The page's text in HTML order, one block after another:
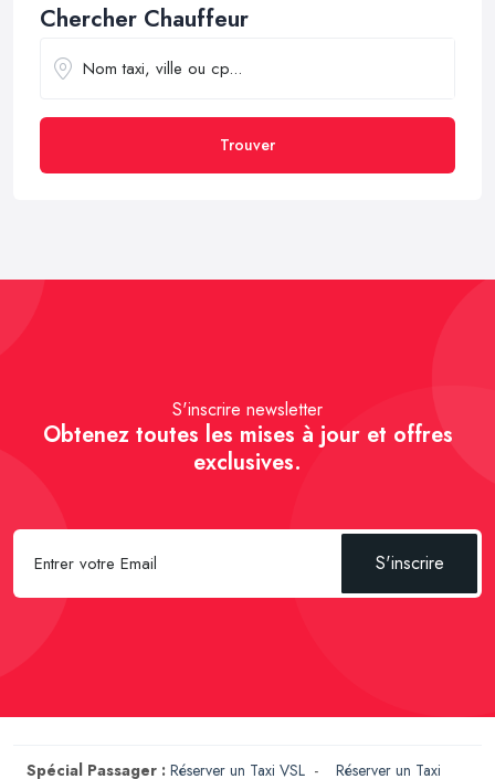
Chercher Chauffeur
Trouver
S'inscrire newsletter
Obtenez toutes les mises à jour et offres
exclusives.
S'inscrire
Spécial Passager : Réserver un Taxi VSL - Réserver un Taxi